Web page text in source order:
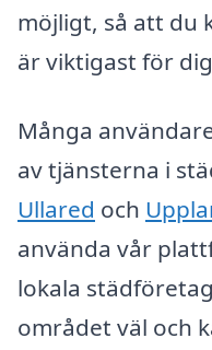
möjligt, så att du
är viktigast för
Många
av tjänsterna i
Ullared och
använda vår
lokala
området väl och